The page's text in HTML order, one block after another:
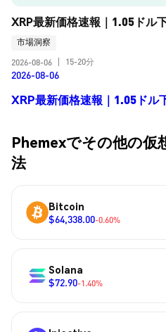
XRP最新価格速報｜1.05ドル
市場洞察
2026-08-06
15-20分
2026-08-06
XRP最新価格速報｜1.05ドル
Phemexでその他の仮
法
Bitcoin
$64,338.00-0.60%
Solana
$72.90-1.40%